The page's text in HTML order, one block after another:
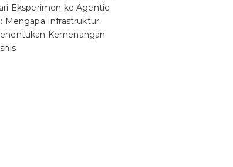
Eksperimen ke Agentic
Mengapa Infrastruktur
Kemenangan